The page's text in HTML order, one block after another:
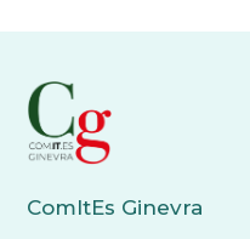
ComItEs Ginevra